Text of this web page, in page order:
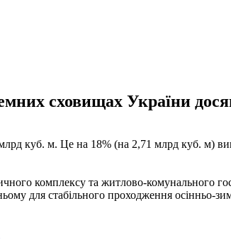
сховищах України
куб. м. Це на 18% (на 2,71 млрд куб. м)
комплексу та житлово-комунального
для стабільного проходження осінньо-